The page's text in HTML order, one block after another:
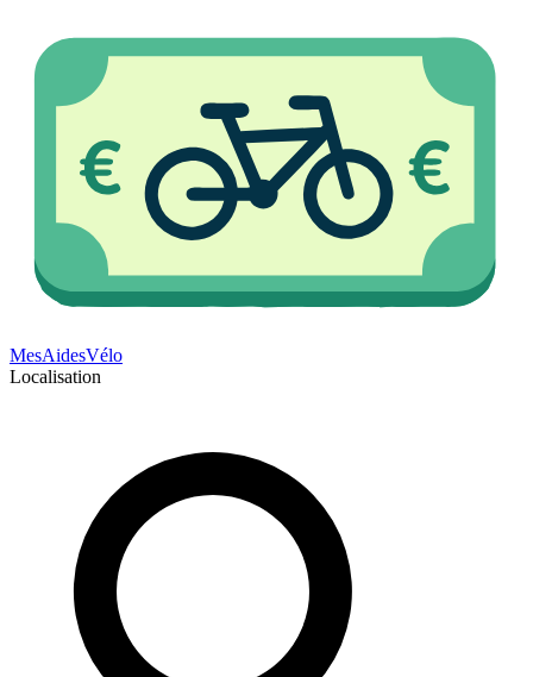
MesAidesVélo
Localisation